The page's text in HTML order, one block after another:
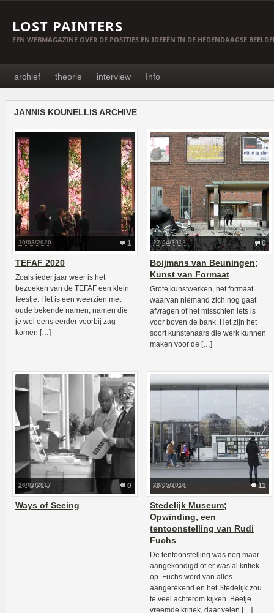
LOST PAINTERS
EEN WEBMAGAZINE OVER DE POSITIES EN IDEEËN IN DE HEDENDAAGSE
archief theorie interview Info
JANNIS KOUNELLIS ARCHIVE
1
10/03/2020
TEFAF 2020
Zoals ieder jaar weer is het
bezoeken van de TEFAF een klein
feestje. Het is een weerzien met
oude bekende namen, namen die
je wel eens eerder voorbij zag
komen […]
0
27/04/2018
Boijmans van Beuningen;
Kunst van Formaat
Grote kunstwerken, het formaat
waarvan niemand zich nog gaat
afvragen of het misschien iets is
voor boven de bank. Het zijn het
soort kunstenaars die werk kunnen
maken voor de […]
0
26/02/2017
Ways of Seeing
11
28/05/2016
Stedelijk Museum;
Opwinding, een
tentoonstelling van Rudi
Fuchs
De tentoonstelling was nog maar
aangekondigd of er was al kritiek
op. Fuchs werd van alles
aangerekend en het Stedelijk zou
te veel achterom kijken. Beetje
vreemde kritiek, daar velen […]